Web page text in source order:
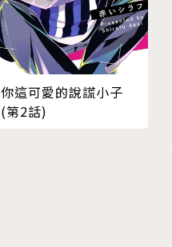
你這可愛的說謊小子
(第2話)